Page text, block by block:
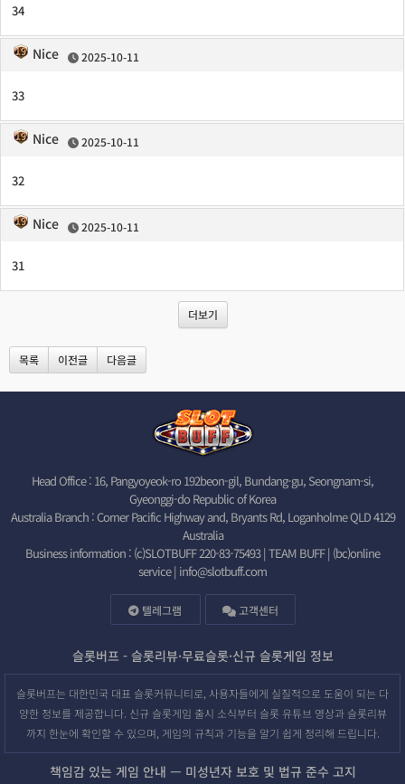
34
Nice 2025-10-11
33
Nice 2025-10-11
32
Nice 2025-10-11
31
더보기
목록 이전글 다음글
Head Office : 16, Pangyoyeok-ro 192beon-gil, Bundang-gu, Seongnam-si,
Gyeonggi-do Republic of Korea
Australia Branch : Corner Pacific Highway and, Bryants Rd, Loganholme QLD 4129
Australia
Business information : (c)SLOTBUFF 220-83-75493 | TEAM BUFF | (bc)online
service | info@slotbuff.com
텔레그램 고객센터
슬롯버프 - 슬롯리뷰·무료슬롯·신규 슬롯게임 정보
슬롯버프는 대한민국 대표 슬롯커뮤니티로, 사용자들에게 실질적으로 도움이 되는 다
양한 정보를 제공합니다. 신규 슬롯게임 출시 소식부터 슬롯 유튜브 영상과 슬롯리뷰
까지 한눈에 확인할 수 있으며, 게임의 규칙과 기능을 알기 쉽게 정리해 드립니다.
책임감 있는 게임 안내 — 미성년자 보호 및 법규 준수 고지